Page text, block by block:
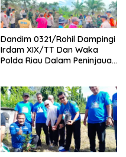
Dandim 0321/Rohil Dampingi
Irdam XIX/TT Dan Waka
Polda Riau Dalam Peninjauan